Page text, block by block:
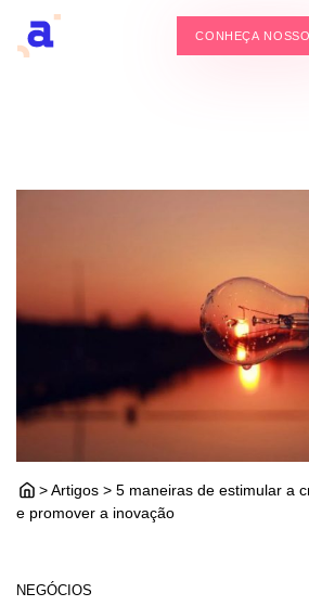
CONHEÇA
> Artigos > 5 maneiras de estimular a
e promover a inovação
NEGÓCIOS